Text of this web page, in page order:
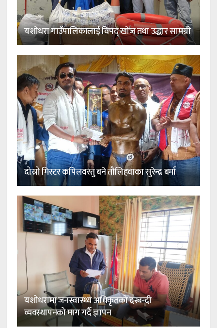
यशोधरा गाउँपालिकालाई विपद् खोज तथा उद्धार सामग्री
दोस्रो मिस्टर कपिलवस्तु बने तौलिहवाका सुरेन्द्र बर्मा
यशोधरामा जनस्वास्थ्य अधिकृतको दरबन्दी
व्यवस्थापनको माग गर्दै ज्ञापन